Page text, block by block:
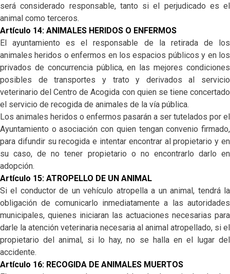
será considerado responsable, tanto si el perjudicado es el
animal como terceros.
Artículo 14: ANIMALES HERIDOS O ENFERMOS
El ayuntamiento es el responsable de la retirada de los
animales heridos o enfermos en los espacios públicos y en los
privados de concurrencia pública, en las mejores condiciones
posibles de transportes y trato y derivados al servicio
veterinario del Centro de Acogida con quien se tiene concertado
el servicio de recogida de animales de la vía pública.
Los animales heridos o enfermos pasarán a ser tutelados por el
Ayuntamiento o asociación con quien tengan convenio firmado,
para difundir su recogida e intentar encontrar al propietario y en
su caso, de no tener propietario o no encontrarlo darlo en
adopción.
Artículo 15: ATROPELLO DE UN ANIMAL
Si el conductor de un vehículo atropella a un animal, tendrá la
obligación de comunicarlo inmediatamente a las autoridades
municipales, quienes iniciaran las actuaciones necesarias para
darle la atención veterinaria necesaria al animal atropellado, si el
propietario del animal, si lo hay, no se halla en el lugar del
accidente.
Artículo 16: RECOGIDA DE ANIMALES MUERTOS